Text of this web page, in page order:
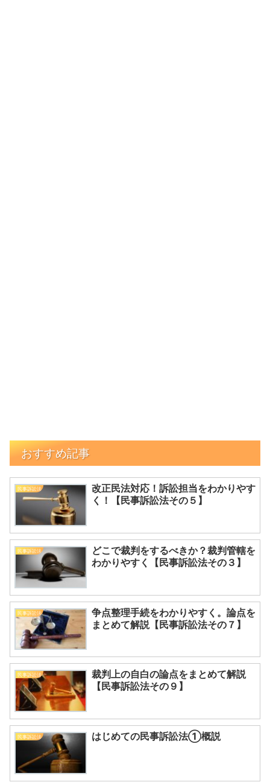
おすすめ記事
民事訴訟法
改正民法対応！訴訟担当をわかりやす
く！【民事訴訟法その５】
民事訴訟法
どこで裁判をするべきか？裁判管轄を
わかりやすく【民事訴訟法その３】
民事訴訟法
争点整理手続をわかりやすく。論点を
まとめて解説【民事訴訟法その７】
民事訴訟法
裁判上の自白の論点をまとめて解説
【民事訴訟法その９】
民事訴訟法 はじめての民事訴訟法①概説